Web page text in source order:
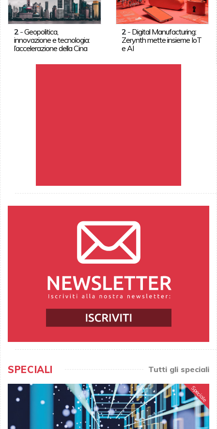
2-Geopolitica,
innovazione e tecnologia:
l’accelerazione della Cina
2 - Digital Manufacturing:
Zerynth mette insieme IoT
e AI
SPECIALI Tutti gli speciali
Speciale